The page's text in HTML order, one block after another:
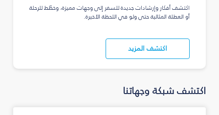
اكتشف أفكار وإرشادات جديدة للسفر إلى وجهات مميزة، وخطّط للرحلة
أو العطلة المثالية حتى ولو في اللحظة الأخيرة.
اكتشف المزيد
اكتشف شبكة وجهاتنا